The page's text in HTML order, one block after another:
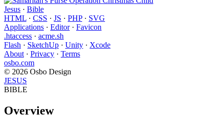
Jesus · Bible
HTML · CSS · JS · PHP· SVG
Applications · Editor· Favicon
.htaccess · acme.sh
Flash · SketchUp · Unity · Xcode
About · Privacy · Terms
osbo.com
© 2026 Osbo Design
JESUS
BIBLE
Overview